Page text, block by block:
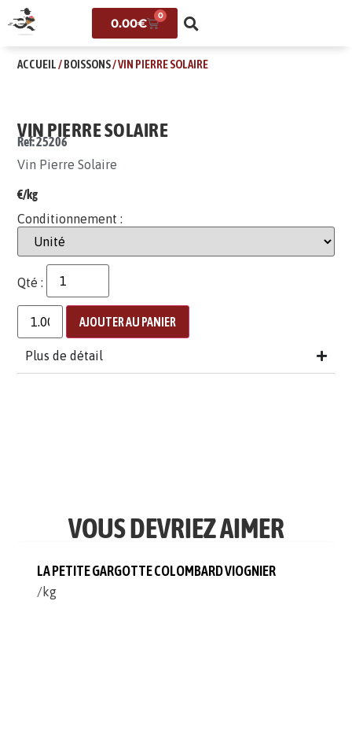
0.00€
0
ACCUEIL/BOISSONS/ VIN PIERRE SOLAIRE
VIN PIERRE SOLAIRE
Ref: 25206
Vin Pierre Solaire
€/kg
Conditionnement :
Qté :
AJOUTER AU PANIER
Plus de détail
VOUS DEVRIEZ AIMER
LA PETITE GARGOTTE COLOMBARD VIOGNIER
/kg